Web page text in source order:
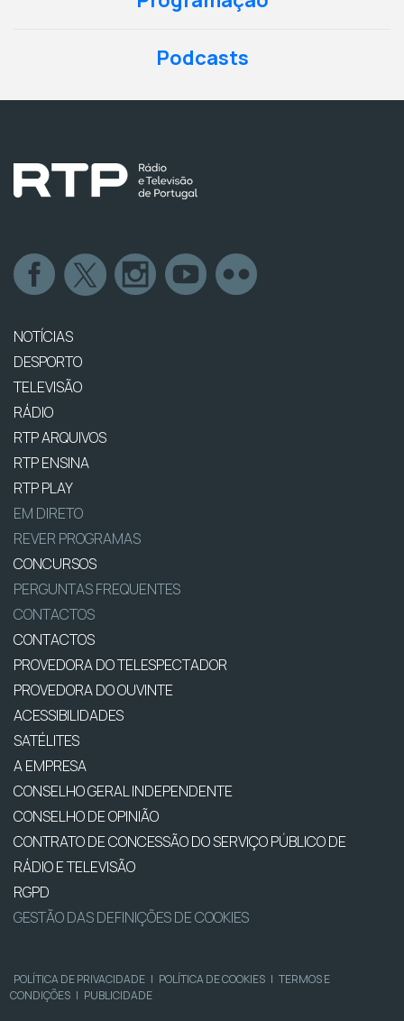
Podcasts
NOTÍCIAS
DESPORTO
TELEVISÃO
RÁDIO
RTP ARQUIVOS
RTP ENSINA
RTP PLAY
EM DIRETO
REVER PROGRAMAS
CONCURSOS
PERGUNTAS FREQUENTES
CONTACTOS
CONTACTOS
PROVEDORA DO TELESPECTADOR
PROVEDORA DO OUVINTE
ACESSIBILIDADES
SATÉLITES
A EMPRESA
CONSELHO GERAL INDEPENDENTE
CONSELHO DE OPINIÃO
CONTRATO DE CONCESSÃO DO SERVIÇO PÚBLICO DE
RÁDIO E TELEVISÃO
RGPD
GESTÃO DAS DEFINIÇÕES DE COOKIES
POLÍTICA DE PRIVACIDADE | POLÍTICA DE COOKIES | TERMOS E
CONDIÇÕES | PUBLICIDADE